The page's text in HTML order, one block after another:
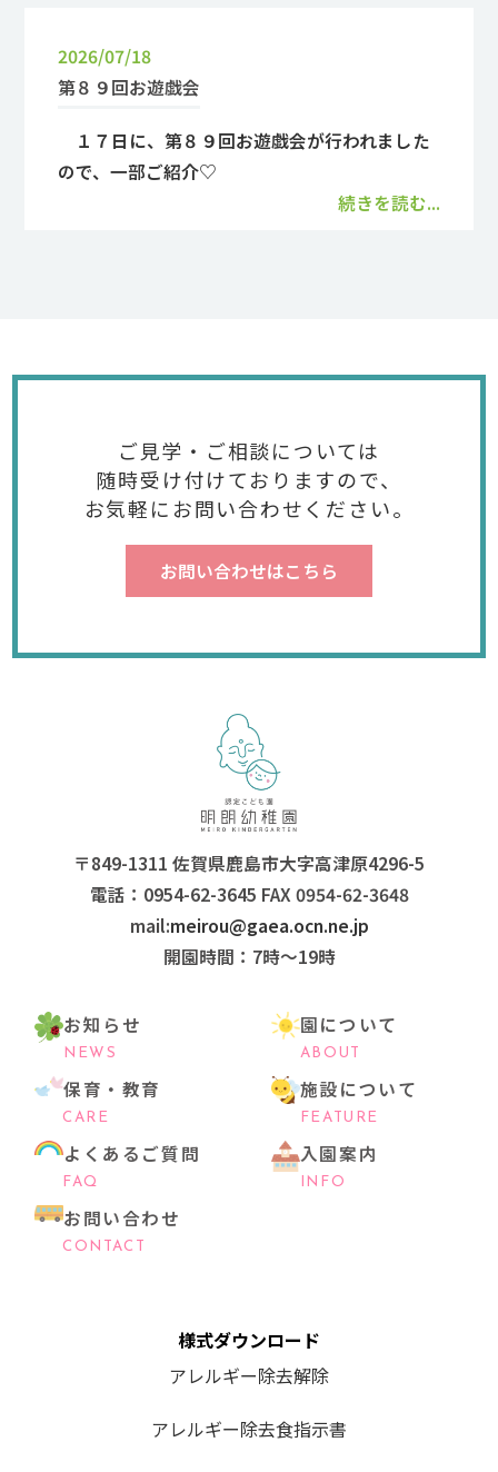
2026/07/18
第８９回お遊戯会
１７日に、第８９回お遊戯会が行われました
ので、一部ご紹介♡
続きを読む...
ご見学・ご相談については
随時受け付けておりますので、
お気軽にお問い合わせください。
お問い合わせはこちら
〒849-1311 佐賀県鹿島市大字高津原4296-5
電話：0954-62-3645 FAX 0954-62-3648
mail:meirou@gaea.ocn.ne.jp
開園時間：7時〜19時
お知らせ
NEWS
園について
ABOUT
保育・教育
CARE
施設について
FEATURE
よくあるご質問
FAQ
入園案内
INFO
お問い合わせ
CONTACT
様式ダウンロード
アレルギー除去解除
アレルギー除去食指示書